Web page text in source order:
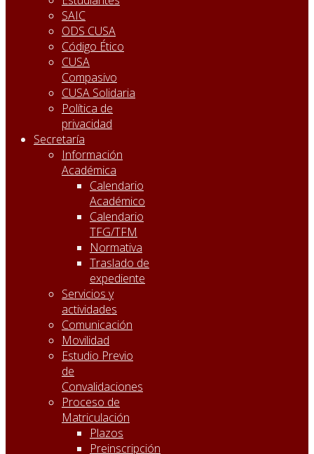
SAIC
ODS CUSA
Código Ético
CUSA
Compasivo
CUSA Solidaria
Política de
privacidad
Secretaría
Información
Académica
Calendario
Académico
Calendario
TFG/TFM
Normativa
Traslado de
expediente
Servicios y
actividades
Comunicación
Movilidad
Estudio Previo
de
Convalidaciones
Proceso de
Matriculación
Plazos
Preinscripción